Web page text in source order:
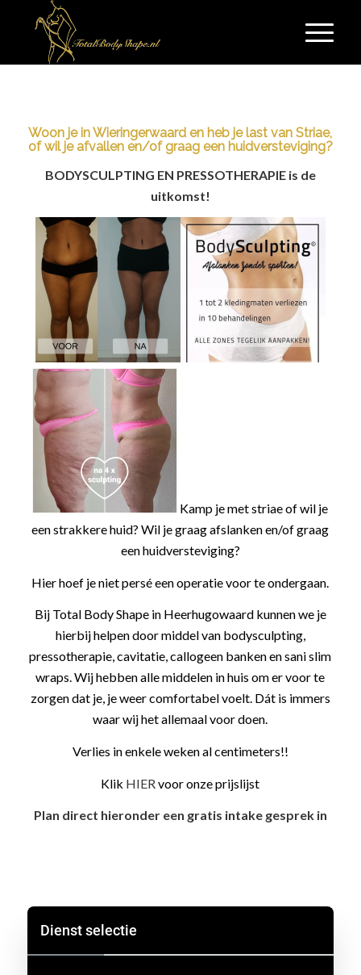
Woon je in Wieringerwaard en heb je last van Striae,
of wil je afvallen en/of graag een huidversteviging?
BODYSCULPTING EN PRESSOTHERAPIE is de
uitkomst!
Kamp je met striae of wil je
een strakkere huid? Wil je graag afslanken en/of graag
een huidversteviging?
Hier hoef je niet persé een operatie voor te ondergaan.
Bij Total Body Shape in Heerhugowaard kunnen we je
hierbij helpen door middel van bodysculpting,
pressotherapie, cavitatie, callogeen banken en sani slim
wraps. Wij hebben alle middelen in huis om er voor te
zorgen dat je, je weer comfortabel voelt. Dát is immers
waar wij het allemaal voor doen.
Verlies in enkele weken al centimeters!!
Klik HIER voor onze prijslijst
Plan direct hieronder een gratis intake gesprek in
Dienst selectie